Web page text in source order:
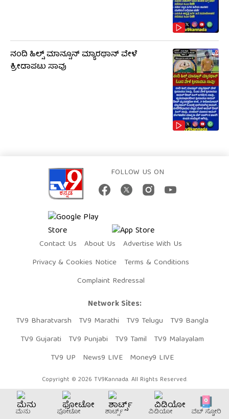
ನಂದಿ ಹಿಲ್ಸ್​​ ಮಾನ್ಸೂನ್​ ಮ್ಯಾರಥಾನ್​ ವೇಳೆ
ಕ್ರೀಡಾಪಟು ಸಾವು
FOLLOW US ON
Contact Us About Us
Advertise With Us
Privacy & Cookies Notice
Terms & Conditions
Complaint Redressal
Network Sites:
TV9 Bharatvarsh
TV9 Marathi TV9 Telugu
TV9 Bangla
TV9 Gujarati
TV9 Punjabi TV9 Tamil
TV9 Malayalam
TV9 UP
News9 LIVE Money9 LIVE
Copyright © 2026 TV9Kannada. All Rights Reserved.
ಮೆನು ಫೋಟೋ ಶಾರ್ಟ್ಸ್ ವಿಡಿಯೋ ವೆಬ್​ ಸ್ಟೋರಿ